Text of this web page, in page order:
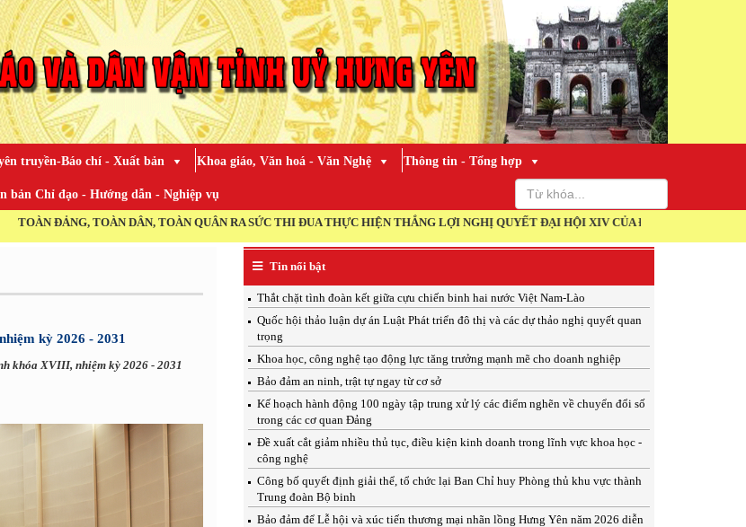
truyền-Báo chí - Xuất bản Khoa giáo, Văn hoá - Văn Nghệ Thông tin - Tổng hợp
bản Chỉ đạo - Hướng dẫn - Nghiệp vụ
DÂN, TOÀN QUÂN RA SỨC THI ĐUA THỰC HIỆN THẮNG LỢI NGHỊ QUYẾT ĐẠI HỘI XIV CỦA ĐẢNG!
kỳ 2026 - 2031
khóa XVIII, nhiệm kỳ 2026 - 2031
Tin nổi bật
Thắt chặt tình đoàn kết giữa cựu chiến binh hai nước Việt Nam-Lào
Quốc hội thảo luận dự án Luật Phát triển đô thị và các dự thảo nghị quyết quan
trọng
Khoa học, công nghệ tạo động lực tăng trưởng mạnh mẽ cho doanh nghiệp
Bảo đảm an ninh, trật tự ngay từ cơ sở
Kế hoạch hành động 100 ngày tập trung xử lý các điểm nghẽn về chuyển đổi số
trong các cơ quan Đảng
Đề xuất cắt giảm nhiều thủ tục, điều kiện kinh doanh trong lĩnh vực khoa học -
công nghệ
Công bố quyết định giải thể, tổ chức lại Ban Chỉ huy Phòng thủ khu vực thành
Trung đoàn Bộ binh
Bảo đảm để Lễ hội và xúc tiến thương mại nhãn lồng Hưng Yên năm 2026 diễn